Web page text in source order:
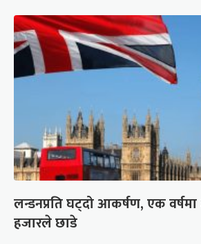
लन्डनप्रति घट्दो आकर्षण, एक
हजारले छाडे